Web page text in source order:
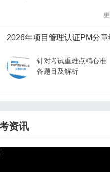
2026年项目管理认证PM分章
针对考试重难点精心准
备题目及解析
资讯